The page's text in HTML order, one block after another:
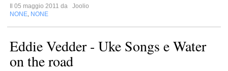
Il 05 maggio 2011 da
Joolio
NONE NONE
Eddie Vedder - Uke Songs e Water
on the road